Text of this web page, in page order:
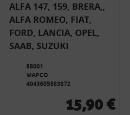
ALFA 147, 159, BRERA,,
ALFA ROMEO, FIAT,
FORD, LANCIA, OPEL,
SAAB, SUZUKI
88001
MAPCO
4043605883872
15,90 €